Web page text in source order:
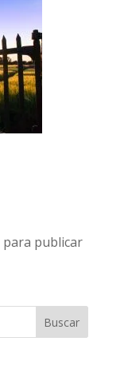
para publicar
Buscar